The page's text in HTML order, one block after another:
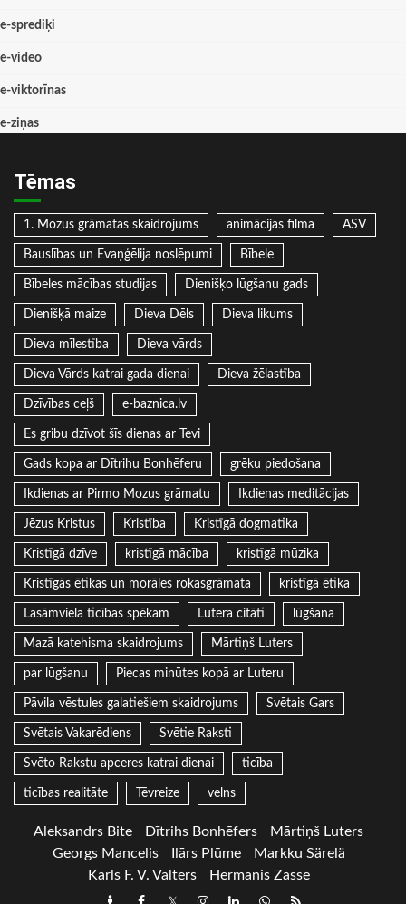
e-sprediķi
e-video
e-viktorīnas
e-ziņas
Tēmas
1. Mozus grāmatas skaidrojums animācijas filma ASV
Bauslības un Evaņģēlija noslēpumi Bībele
Bībeles mācības studijas Dienišķo lūgšanu gads
Dienišķā maize Dieva Dēls Dieva likums
Dieva mīlestība Dieva vārds
Dieva Vārds katrai gada dienai Dieva žēlastība
Dzīvības ceļš e-baznica.lv
Es gribu dzīvot šīs dienas ar Tevi
Gads kopa ar Dītrihu Bonhēferu grēku piedošana
Ikdienas ar Pirmo Mozus grāmatu Ikdienas meditācijas
Jēzus Kristus Kristība Kristīgā dogmatika
Kristīgā dzīve kristīgā mācība kristīgā mūzika
Kristīgās ētikas un morāles rokasgrāmata kristīgā ētika
Lasāmviela ticības spēkam Lutera citāti lūgšana
Mazā katehisma skaidrojums Mārtiņš Luters
par lūgšanu Piecas minūtes kopā ar Luteru
Pāvila vēstules galatiešiem skaidrojums Svētais Gars
Svētais Vakarēdiens Svētie Raksti
Svēto Rakstu apceres katrai dienai ticība
ticības realitāte Tēvreize velns
Aleksandrs Bite Dītrihs Bonhēfers
Mārtiņš Luters
Georgs Mancelis
Ilārs Plūme
Markku Särelä
Karls F. V. Valters
Hermanis Zasse